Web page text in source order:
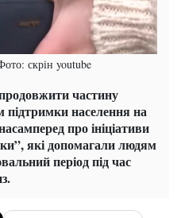
скрін youtube
частину
населення на
про ініціативи
які допомагали людям
період під час